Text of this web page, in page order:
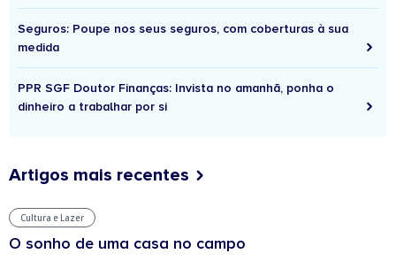
Seguros: Poupe nos seus seguros, com coberturas à sua
medida
PPR SGF Doutor Finanças: Invista no amanhã, ponha o
dinheiro a trabalhar por si
Artigos mais recentes
Cultura e Lazer
O sonho de uma casa no campo